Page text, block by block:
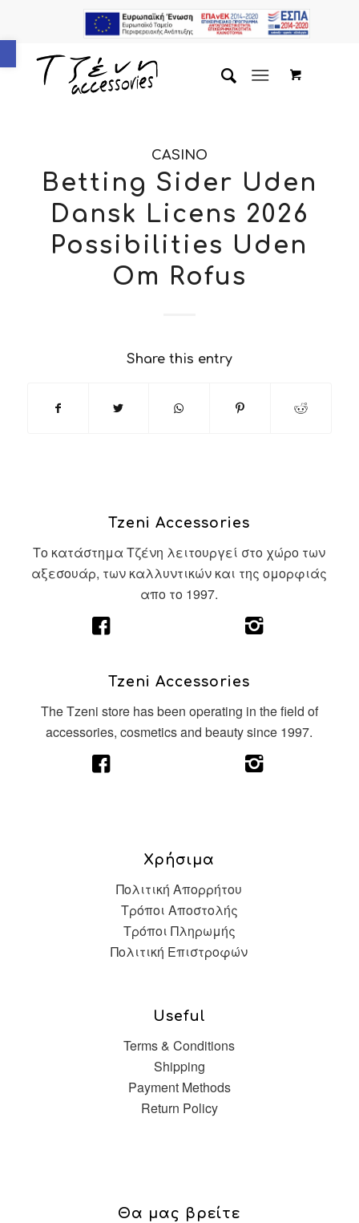
Ανοίξτε τη γραμμή εργαλείων
CASINO
Betting Sider Uden
Dansk Licens 2026
Possibilities Uden
Om Rofus
Share this entry
Tzeni Accessories
Το κατάστημα Τζένη λειτουργεί στο χώρο των
αξεσουάρ, των καλλυντικών και της ομορφιάς
απο το 1997.
Tzeni Accessories
The Tzeni store has been operating in the field of
accessories, cosmetics and beauty since 1997.
Χρήσιμα
Πολιτική Απορρήτου
Τρόποι Αποστολής
Τρόποι Πληρωμής
Πολιτική Επιστροφών
Useful
Terms & Conditions
Shipping
Payment Methods
Return Policy
Θα μας βρείτε